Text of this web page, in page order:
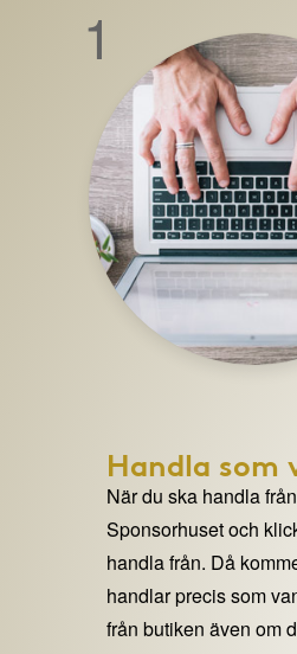
1
Handla som
När du ska handla
Sponsorhuset och
handla från. Då
handlar precis som
från butiken även om